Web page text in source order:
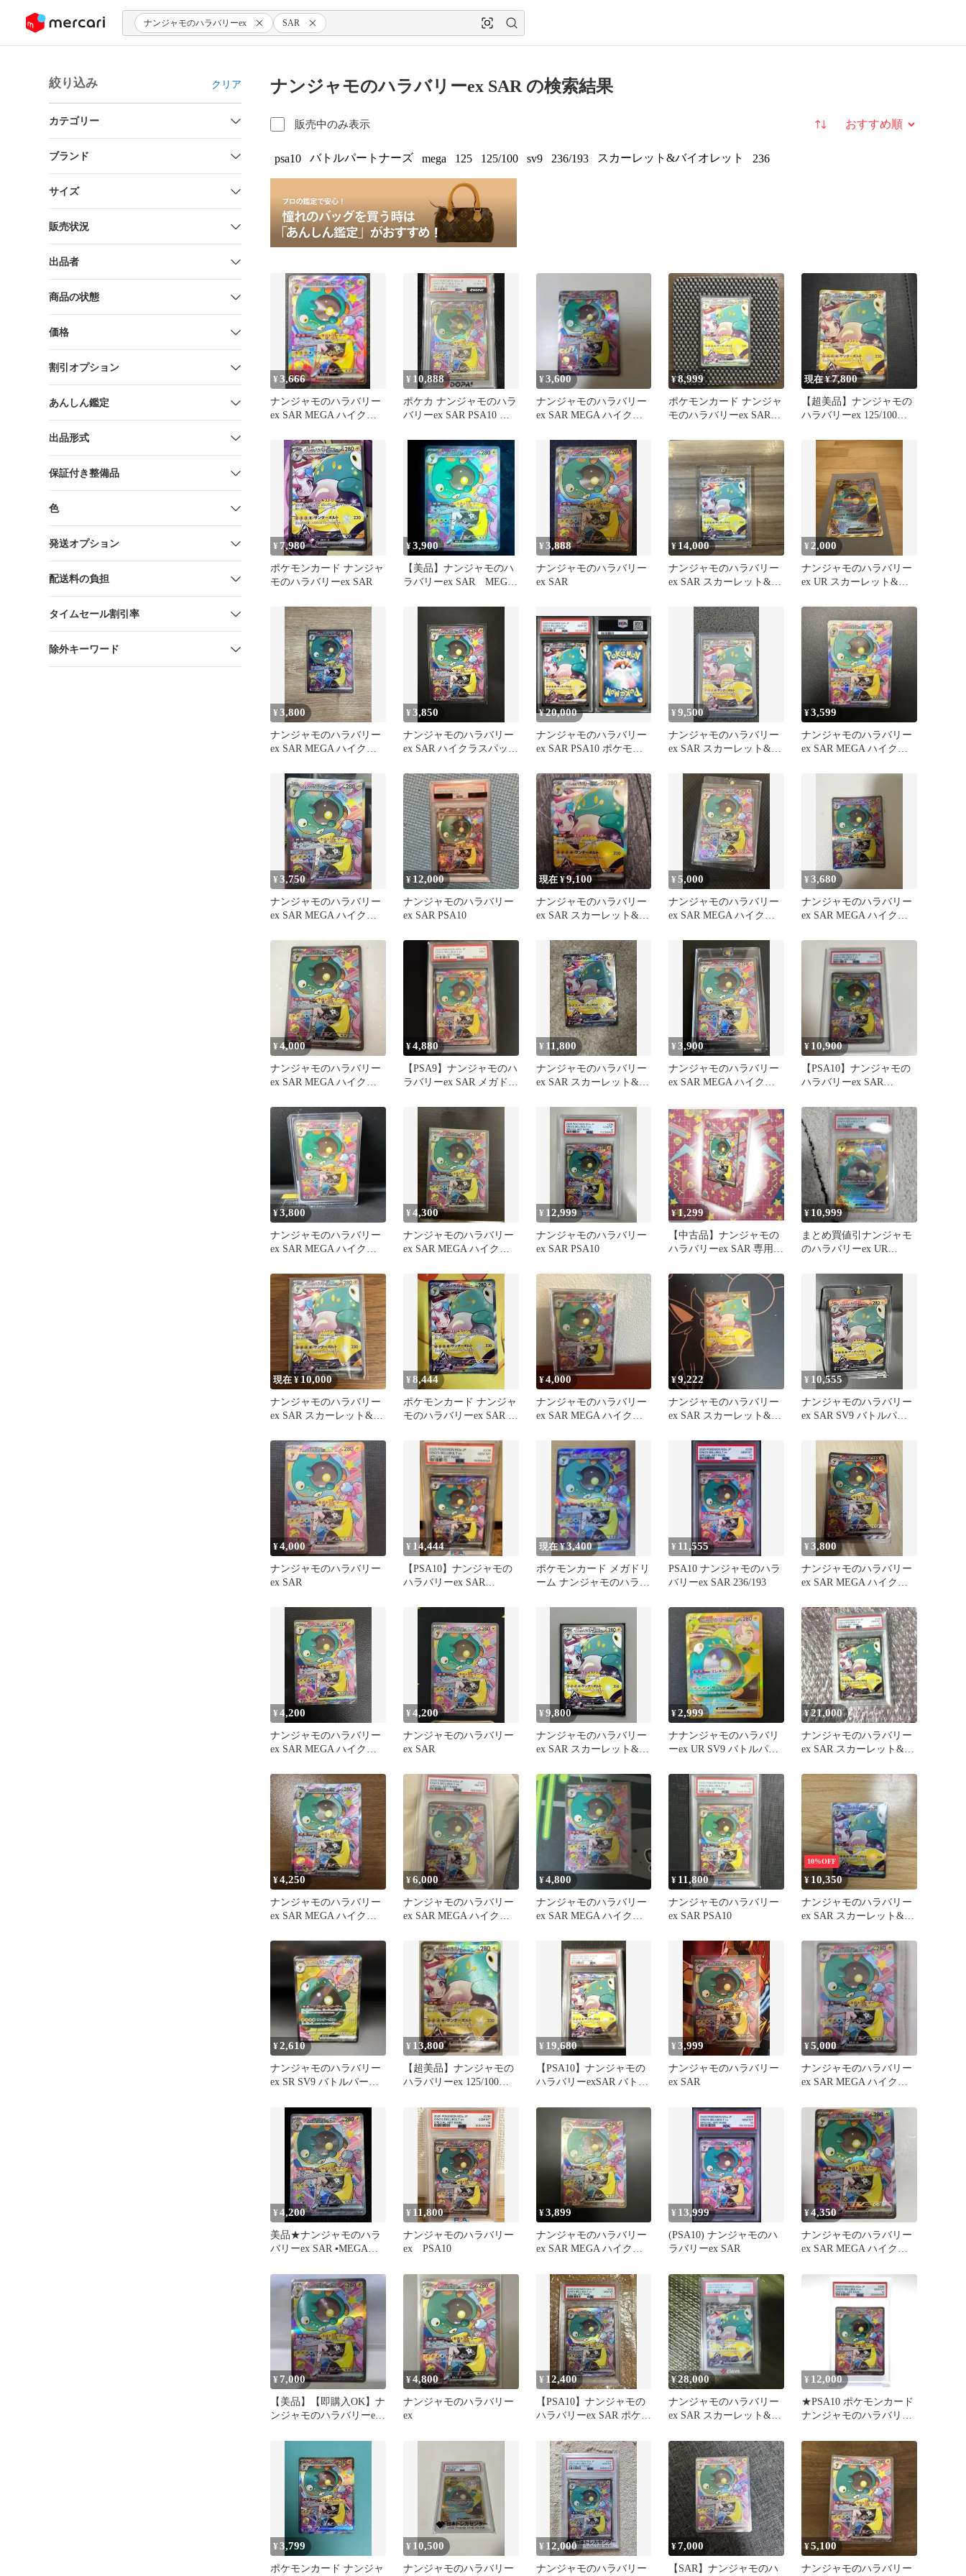
ツにスキップ ナンジャモのハラバリーex SAR
絞り込み クリア
カテゴリー
ブランド
サイズ
販売状況
出品者
商品の状態
価格
割引オプション
あんしん鑑定
出品形式
保証付き整備品
色
発送オプション
配送料の負担
タイムセール割引率
除外キーワード
ナンジャモのハラバリーex SAR の検索結果
販売中のみ表示 並び替え
psa10 バトルパートナーズ mega 125 125/100 sv9 236/193 スカーレット&バイオレット 236
¥3,666
ナンジャモのハラバリー
ex SAR MEGA ハイクラ
¥ 10,888
ポケカ ナンジャモのハラ
バリーex SAR PSA10 ポ
¥3,600
ナンジャモのハラバリー
ex SAR MEGA ハイクラ
¥8,999
ポケモンカード ナンジャ
モのハラバリーex SAR
現在 ¥7,800
【超美品】ナンジャモの
ハラバリーex 125/100
¥ 7,980
ポケモンカード ナンジャ
モのハラバリーex SAR
¥3,900
【美品】ナンジャモのハ
ラバリーex SAR MEGA
¥3,888
ナンジャモのハラバリー
ex SAR
¥14,000
ナンジャモのハラバリー
ex SAR スカーレット&バ
¥ 2,000
ナンジャモのハラバリー
ex UR スカーレット&バ
バト…
¥3,800
ナンジャモのハラバリー
ex SAR MEGA ハイクラ
¥3,850
ナンジャモのハラバリー
ex SAR ハイクラスパック
¥20,000
ナンジャモのハラバリー
ex SAR PSA10 ポケモン
¥9,500
ナンジャモのハラバリー
ex SAR スカーレット&バ
バ…
¥3,599
ナンジャモのハラバリー
ex SAR MEGA ハイクラ
¥3,750
ナンジャモのハラバリー
ex SAR MEGA ハイクラ
¥12,000
ナンジャモのハラバリー
ex SAR PSA10
現在 ¥9,100
ナンジャモのハラバリー
ex SAR スカーレット&バ
バ…
¥5,000
ナンジャモのハラバリー
ex SAR MEGA ハイクラ
¥3,680
ナンジャモのハラバリー
ex SAR MEGA ハイクラ
¥4,000
ナンジャモのハラバリー
ex SAR MEGA ハイクラ
¥4,880
【PSA9】ナンジャモのハ
ラバリーex SAR メガドリ
¥ 11,800
ナンジャモのハラバリー
ex SAR スカーレット&バ
バ…
¥3,900
ナンジャモのハラバリー
ex SAR MEGA ハイクラ
¥ 10,900
【PSA10】ナンジャモの
ハラバリーex SAR
¥3,800
ナンジャモのハラバリー
ex SAR MEGA ハイクラ
¥4,300
ナンジャモのハラバリー
ex SAR MEGA ハイクラ
¥ 12,999
ナンジャモのハラバリー
ex SAR PSA10
¥1,299
【中古品】ナンジャモの
ハラバリーex SAR 専用
¥ 10,999
まとめ買値引ナンジャモ
のハラバリーex UR
現在 ¥10,000
ナンジャモのハラバリー
ex SAR スカーレット&バ
バ…
¥8,444
ポケモンカード ナンジャ
モのハラバリーex SAR バ
¥4,000
ナンジャモのハラバリー
ex SAR MEGA ハイクラ
¥9,222
ナンジャモのハラバリー
ex SAR スカーレット&バ
¥ 10,555
ナンジャモのハラバリー
ex SAR SV9 バトルパー
¥4,000
ナンジャモのハラバリー
ex SAR
¥ 14,444
【PSA10】ナンジャモの
ハラバリーex SAR
現在 ¥3,400
ポケモンカード メガドリ
ーム ナンジャモのハラバ
¥ 11,555
PSA10 ナンジャモのハラ
バリーex SAR 236/193
¥3,800
ナンジャモのハラバリー
ex SAR MEGA ハイクラ
¥4,200
ナンジャモのハラバリー
ex SAR MEGA ハイクラ
¥4,200
ナンジャモのハラバリー
ex SAR
¥9,800
ナンジャモのハラバリー
ex SAR スカーレット&バ
バ…
¥2,999
ナナンジャモのハラバリ
ーex UR SV9 バトルパー
ド
¥21,000
ナンジャモのハラバリー
ex SAR スカーレット&バ
バ…
¥4,250
ナンジャモのハラバリー
ex SAR MEGA ハイクラ
¥6,000
ナンジャモのハラバリー
ex SAR MEGA ハイクラ
¥4,800
ナンジャモのハラバリー
ex SAR MEGA ハイクラ
¥ 11,800
ナンジャモのハラバリー
ex SAR PSA10
10%OFF
¥ 10,350
ナンジャモのハラバリー
ex SAR スカーレット&バ
バ…
¥2,610
ナンジャモのハラバリー
ex SR SV9 バトルパート
¥ 13,800
【超美品】ナンジャモの
ハラバリーex 125/100
¥ 19,680
【PSA10】ナンジャモの
ハラバリーexSAR バトル
¥3,999
ナンジャモのハラバリー
ex SAR
¥5,000
ナンジャモのハラバリー
ex SAR MEGA ハイクラ
¥4,200
美品★ナンジャモのハラ
バリーex SAR ▪️MEGAド
¥ 11,800
ナンジャモのハラバリー
ex PSA10
¥3,899
ナンジャモのハラバリー
ex SAR MEGA ハイクラ
¥ 13,999
(PSA10) ナンジャモのハ
ラバリーex SAR
¥4,350
ナンジャモのハラバリー
ex SAR MEGA ハイクラ
¥ 7,000
【美品】【即購入OK】ナ
ンジャモのハラバリーex
¥4,800
ナンジャモのハラバリー
ex
¥ 12,400
【PSA10】ナンジャモの
ハラバリーex SAR ポケモ
¥28,000
ナンジャモのハラバリー
ex SAR スカーレット&バ
バ…
¥ 12,000
★PSA10 ポケモンカード
ナンジャモのハラバリー
リームex ポケカ 中古
★008417
¥3,799
ポケモンカード ナンジャ
¥ 10,500
ナンジャモのハラバリー
¥ 12,000
ナンジャモのハラバリー
¥7,000
【SAR】ナンジャモのハ
¥5,100
ナンジャモのハラバリー